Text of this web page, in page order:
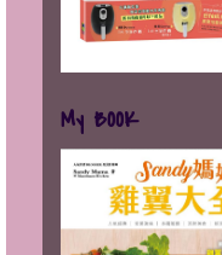
My BOOK